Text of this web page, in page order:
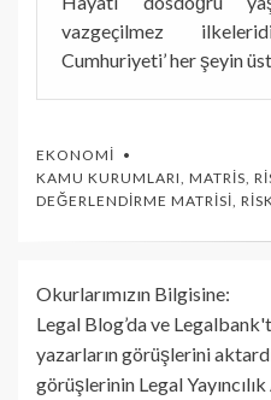
vazgeçilmez
Cumhuriyeti’ her şeyin
EKONOMI
KAMU KURUMLARI MATRIS
DEĞERLENDIRME MATRISI
Okurlarımızın Bilgisine:
Legal Blog’da ve
yazarların görüşlerini
görüşlerinin Legal